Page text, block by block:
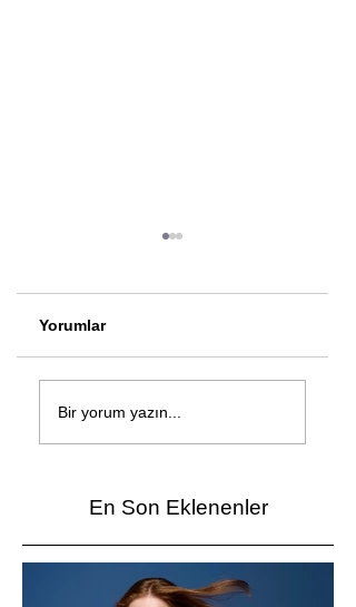
yeni şarkı: Bir Ev
Yorumlar
Bir yorum yazın...
En Son Eklenenler